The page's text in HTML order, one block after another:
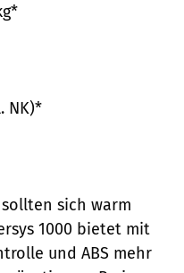
NK)*
sollten sich warm
1000 bietet mit
und ABS mehr